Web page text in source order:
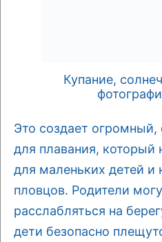
Купание,
Это создает огромный,
для плавания, который
для маленьких детей и
пловцов. Родители
расслабляться на
дети безопасно